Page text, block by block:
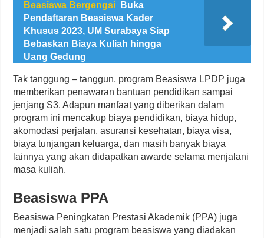
Beasiswa Bergengsi
Buka
Pendaftaran Beasiswa Kader
Khusus 2023, UM Surabaya Siap
Bebaskan Biaya Kuliah hingga
Uang Gedung
Tak tanggung – tanggun, program Beasiswa LPDP juga
memberikan penawaran bantuan pendidikan sampai
jenjang S3. Adapun manfaat yang diberikan dalam
program ini mencakup biaya pendidikan, biaya hidup,
akomodasi perjalan, asuransi kesehatan, biaya visa,
biaya tunjangan keluarga, dan masih banyak biaya
lainnya yang akan didapatkan awarde selama menjalani
masa kuliah.
Beasiswa PPA
Beasiswa Peningkatan Prestasi Akademik (PPA) juga
menjadi salah satu program beasiswa yang diadakan